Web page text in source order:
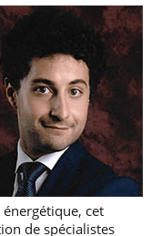
cet
de spécialistes